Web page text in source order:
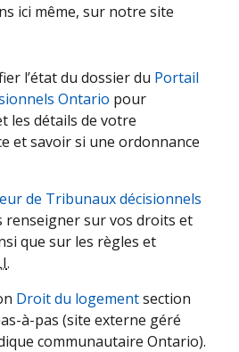
ici même, sur notre site
l’état du dossier du Portail
Ontario pour
les détails de votre
et savoir si une ordonnance
de Tribunaux décisionnels
renseigner sur vos droits et
que sur les règles et
.
Droit du logementsection
à-pas (site externe géré
communautaire Ontario).